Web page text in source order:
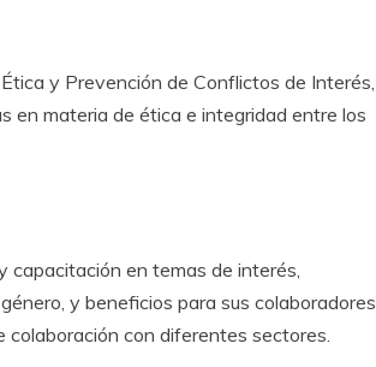
y Prevención de Conflictos de Interés,
en materia de ética e integridad entre los
capacitación en temas de interés,
y beneficios para sus colaboradores
con diferentes sectores.